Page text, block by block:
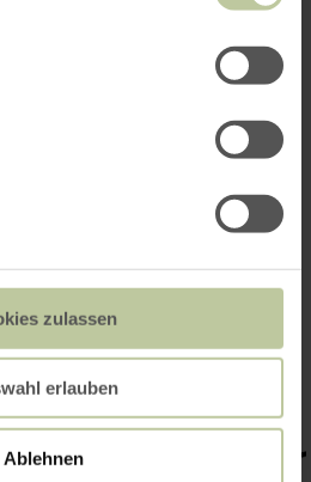
zulassen
erlauben
Ablehnen